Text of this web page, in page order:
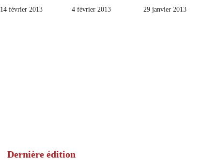
14 février 2013 4 février 2013 29 janvier 2013
Dernière édition